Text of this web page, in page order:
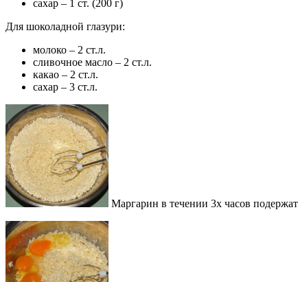
сахар – 1 ст. (200 г)
Для шоколадной глазури:
молоко – 2 ст.л.
сливочное масло – 2 ст.л.
какао – 2 ст.л.
сахар – 3 ст.л.
Маргарин в течении 3х часов